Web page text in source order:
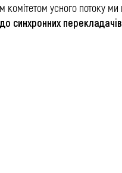
комітетом усного потоку ми
синхронних перекладачів